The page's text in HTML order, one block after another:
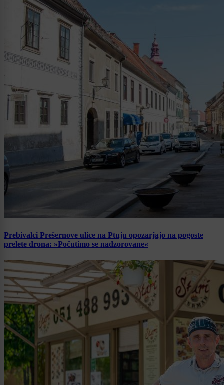
Prebivalci Prešernove ulice na Ptuju opozarjajo na pogoste
prelete drona: »Počutimo se nadzorovane«